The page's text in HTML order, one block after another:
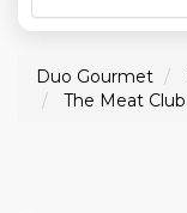
Duo Gourmet
The Meat